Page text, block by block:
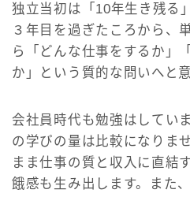
独立当初は「10年生き残る
３年目を過ぎたころから、
ら「どんな仕事をするか」
か」という質的な問いへと
会社員時代も勉強はしてい
の学びの量は比較になりま
まま仕事の質と収入に直結
餓感も生み出します。また